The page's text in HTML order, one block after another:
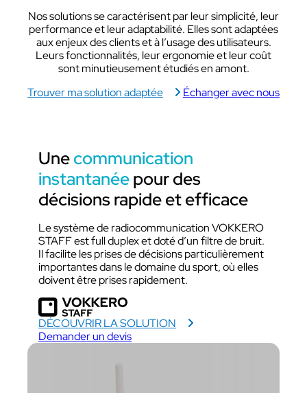
Nos solutions se caractérisent par leur simplicité, leur
performance et leur adaptabilité. Elles sont adaptées
aux enjeux des clients et à l’usage des utilisateurs.
Leurs fonctionnalités, leur ergonomie et leur coût
sont minutieusement étudiés en amont.
Trouver ma solution adaptée
Échanger avec nous
Unecommunication
instantanéepour des
décisions rapide et efficace
Le système de radiocommunication VOKKERO
STAFF est full duplex et doté d’un filtre de bruit.
Il facilite les prises de décisions particulièrement
importantes dans le domaine du sport, où elles
doivent être prises rapidement.
DÉCOUVRIR LA SOLUTION
Demander un devis